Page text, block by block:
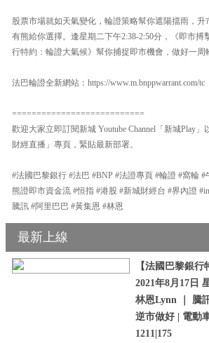
股票市場就如天氣變化，輪證策略幫你遮陽擋雨，升
有熊給你選擇。逢星期二下午2:38-2:50分，《即市搏
行特約：輪證大氣候》幫你捕捉即市機會，做好一周
法巴輪證全新網站：https://www.m.bnppwarrant.com/tc
===========================
歡迎大家立即訂閱新城 Youtube Channel「新城Play
財經直播」專頁，緊貼最新部署。
#法國巴黎銀行 #法巴 #BNP #法證專頁 #輪證 #窩輪
熊證即市資金流 #恒指 #港股 #新城財經台 #界內證
騰訊 #阿里巴巴 #黃集恩 #林恩
最新上線
【法國巴黎銀行
2021年8月17日
林恩Lynn ｜ 騰
逆市做好 | 電動
1211|175